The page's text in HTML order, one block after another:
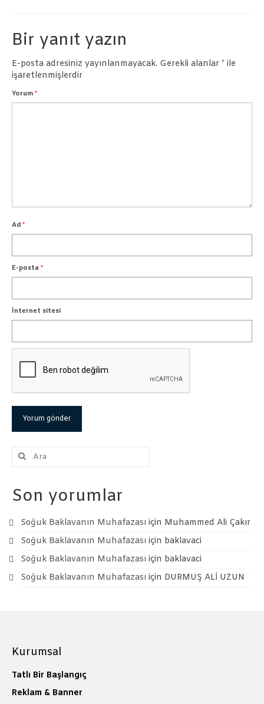
Bir yanıt yazın
E-posta adresiniz yayınlanmayacak. Gerekli alanlar * ile
işaretlenmişlerdir
Yorum *
Ad *
E-posta *
İnternet sitesi
Şunu
ara:
Son yorumlar
Soğuk Baklavanın Muhafazası için Muhammed Ali Çakır
Soğuk Baklavanın Muhafazası için baklavaci
Soğuk Baklavanın Muhafazası için baklavaci
Soğuk Baklavanın Muhafazası için DURMUŞ ALİ UZUN
Kurumsal
Tatlı Bir Başlangıç
Reklam & Banner